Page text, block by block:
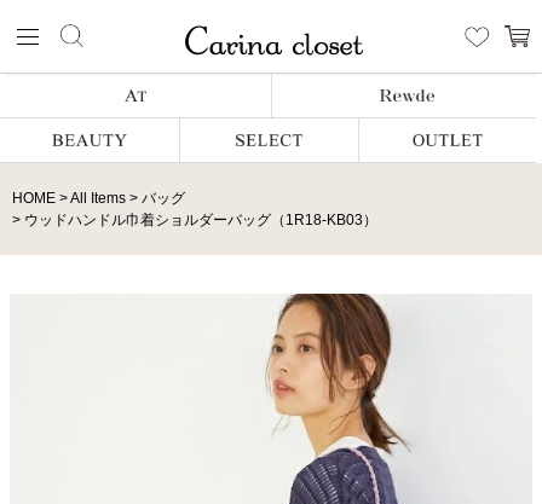
HOME All Items
バッグ
ウッドハンドル巾着ショルダーバッグ（1R18-KB03）